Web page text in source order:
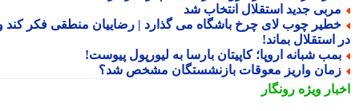
جدید استقلال انتخاب شد
چوب لای چرخ باشگاه می گذارد | رضاییان منطقی فکر کند و
استقلال بماند!
شبانه اروپا؛ کاپیتان بارسا به لیورپول پیوست!
واریز معوقات بازنشستگان مشخص شد؟
ویژهرونگار